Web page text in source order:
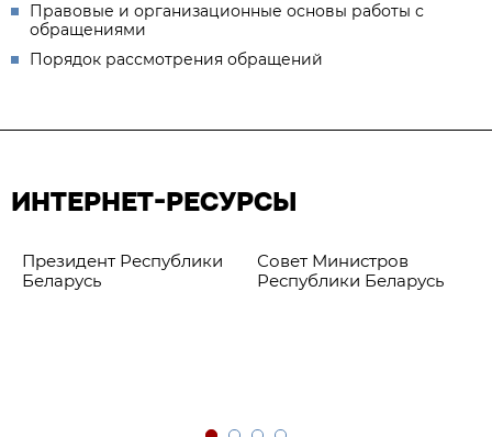
Правовые и организационные основы работы с
обращениями
Порядок рассмотрения обращений
ИНТЕРНЕТ-РЕСУРСЫ
Президент Республики
Беларусь
Совет Министров
Республики Беларусь